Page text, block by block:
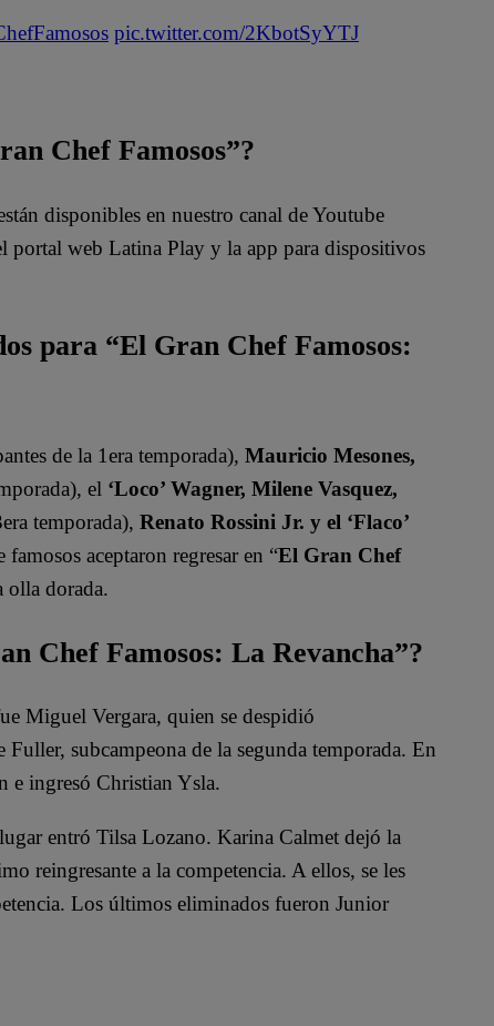
pic.twitter.com/2KbotSyYTJ
Chef Famosos”?
disponibles en nuestro canal de Youtube
portal web Latina Play y la app para dispositivos
para “El Gran Chef Famosos:
de la 1era temporada), Mauricio Mesones,
el ‘Loco’ Wagner, Milene Vasquez,
temporada), Renato Rossini Jr. y el ‘Flaco’
aceptaron regresar en “El Gran Chef
olla dorada.
Chef Famosos: La Revancha”?
Miguel Vergara, quien se despidió
subcampeona de la segunda temporada. En
e ingresó Christian Ysla.
entró Tilsa Lozano. Karina Calmet dejó la
reingresante a la competencia. A ellos, se les
Los últimos eliminados fueron Junior